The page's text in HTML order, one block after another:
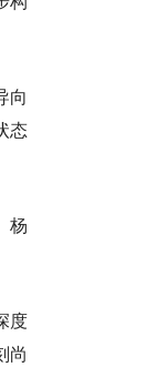
向
态
杨
度
尚